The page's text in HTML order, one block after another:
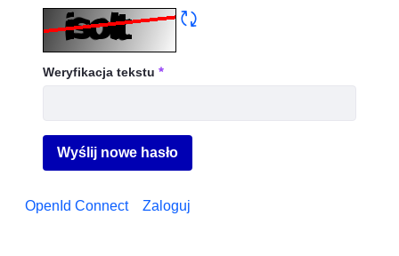
Weryfikacja tekstu
wymagane
Wyślij nowe hasło
OpenId Connect Zaloguj